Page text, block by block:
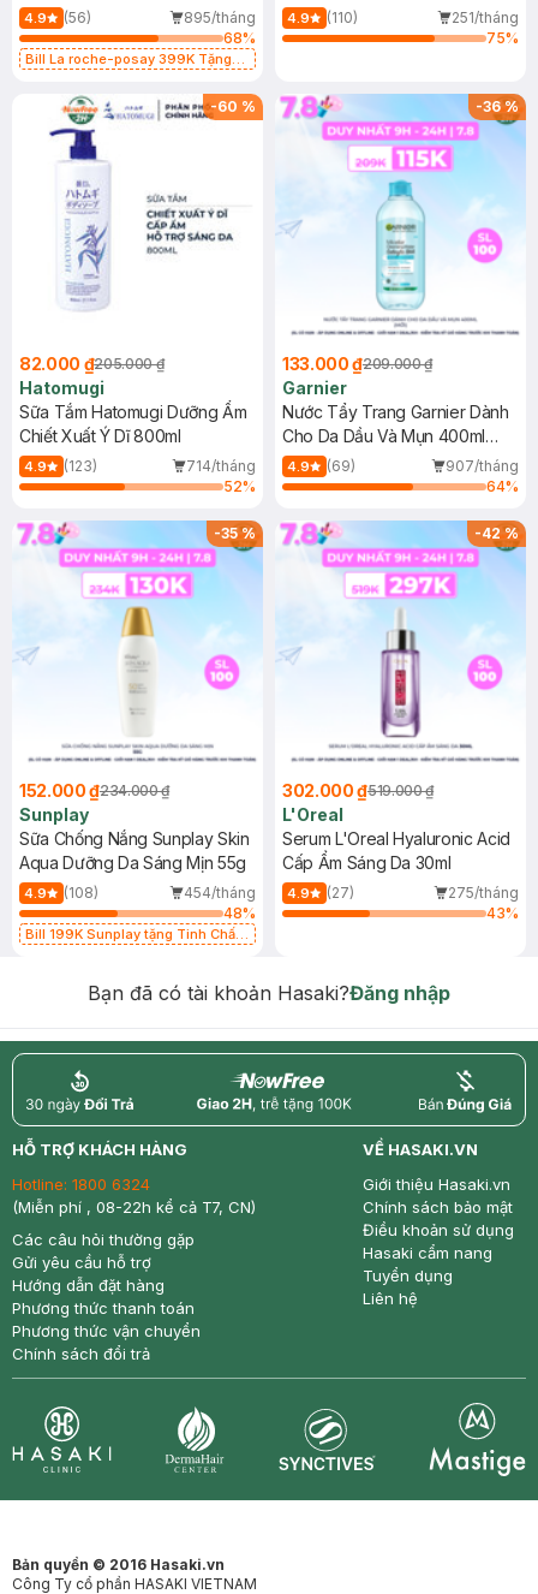
Dụng 40ml
4.9 (56)
895/tháng
68%
Bill La roche-posay 399K Tặng
(SL có hạn)
40ml
4.9 (110)
251/tháng
75%
-60 %
82.000 ₫205.000 ₫
Hatomugi
Sữa Tắm Hatomugi Dưỡng Ẩm
Chiết Xuất Ý Dĩ 800ml
4.9 (123)
714/tháng
52%
-36%
133.000 ₫209.000 ₫
Garnier
Nước Tẩy Trang Garnier Dành
Cho Da Dầu Và Mụn 400ml
(Mới)
4.9 (69)
907/tháng
64%
-35%
152.000 ₫234.000 ₫
Sunplay
Sữa Chống Nắng Sunplay Skin
Aqua Dưỡng Da Sáng Mịn 55g
4.9 (108)
454/tháng
48%
Bill 199K Sunplay tặng Tinh Chất
-42%
302.000 ₫519.000 ₫
L'Oreal
Serum L'Oreal Hyaluronic Acid
Cấp Ẩm Sáng Da 30ml
4.9 (27)
275/tháng
43%
Bạn đã có tài khoản Hasaki?Đăng nhập
return nowfree price
HỖ TRỢ KHÁCH HÀNG
Hotline: 1800 6324
(Miễn phí , 08-22h kể cả T7, CN)
Các câu hỏi thường gặp
Gửi yêu cầu hỗ trợ
Hướng dẫn đặt hàng
Phương thức thanh toán
Phương thức vận chuyển
Chính sách đổi trả
VỀ HASAKI.VN
Giới thiệu Hasaki.vn
Chính sách bảo mật
Điều khoản sử dụng
Hasaki cẩm nang
Tuyển dụng
Liên hệ
Bản quyền © 2016 Hasaki.vn
Công Ty cổ phần HASAKI VIETNAM